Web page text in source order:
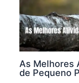
As Melhores
de Pequeno